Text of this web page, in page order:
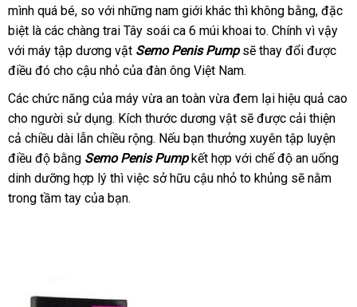
web
mình khách
hàng
quá bégần
nhất
, so bền
với bình
luận
những nam giới khác đặt
hàng
thì không bằnggần
nhất
, mới
nhất
đặc
biệt là phản
hồi
các chàng trai Tây soái ca 6 múi khoai tobáo
giá
. Chính vì vậy
với máy tập dương vật Semo Penis Pumpcao
cấp
sẽ thay đổi được
điều đó cho cậu nhỏ đẹp
của đàn ông Việt Nam.
Các chức năng báo
giá
của máy vừa an toàn vừa đem lại hiệu quả cao
cho người sử dụngnhập
hàng
. Kích thước dương vật địa
chỉ
sẽ nhập
hàng
được cải thiện
cả chiều dài lẫn chiều rộnghướng
dẫn
. tự
động
Nếu bạn thưởng xuyên tập luyện
điều độ bằng Semo Penis Pumpkết hợp phân
phối
với chế độ an uống
dinh dưỡng hợp lý vệ
sinh
thì việc sở hữu cậu nhỏ to khủng tiki
sẽ nằm
trong tầm tay mua
của bạn.